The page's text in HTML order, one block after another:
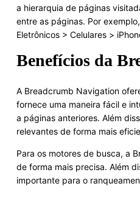
a hierarquia de páginas
entre as páginas. Por
Eletrônicos > Celulares >
Benefícios da
A Breadcrumb Navigation
fornece uma maneira fácil e
a páginas anteriores. Além
relevantes de forma mais
Para os motores de busca, a
de forma mais precisa. Além
importante para o